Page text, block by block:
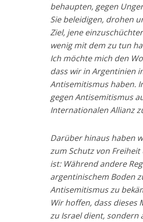
behaupten, gegen
Sie beleidigen, drohen
Ziel, jene
wenig mit dem zu tun
Ich möchte mich den
dass wir in Argentinien
Antisemitismus haben.
gegen Antisemitismus
Internationalen Allianz
Darüber hinaus haben
zum Schutz von
ist: Während andere
argentinischem Boden
Antisemitismus zu
Wir hoffen, dass
zu Israel dient, sondern